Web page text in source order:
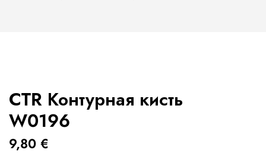
СTR Контурная кисть
W0196
9,80 €